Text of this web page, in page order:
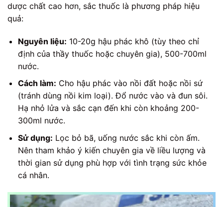
dược chất cao hơn, sắc thuốc là phương pháp hiệu
quả:
Nguyên liệu: 10-20g hậu phác khô (tùy theo chỉ
định của thầy thuốc hoặc chuyên gia), 500-700ml
nước.
Cách làm: Cho hậu phác vào nồi đất hoặc nồi sứ
(tránh dùng nồi kim loại). Đổ nước vào và đun sôi.
Hạ nhỏ lửa và sắc cạn đến khi còn khoảng 200-
300ml nước.
Sử dụng: Lọc bỏ bã, uống nước sắc khi còn ấm.
Nên tham khảo ý kiến chuyên gia về liều lượng và
thời gian sử dụng phù hợp với tình trạng sức khỏe
cá nhân.